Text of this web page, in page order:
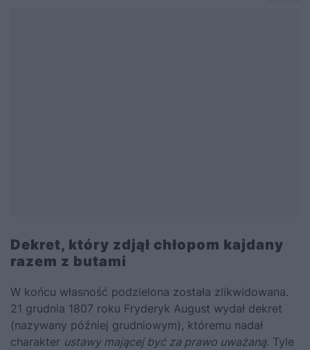
Dekret, który zdjął chłopom kajdany
razem z butami
W końcu własność podzielona została zlikwidowana.
21 grudnia 1807 roku Fryderyk August wydał dekret
(nazywany później grudniowym), któremu nadał
charakter ustawy mającej być za prawo uważaną. Tyle